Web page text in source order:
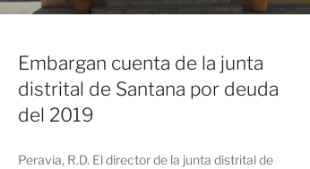
Embargan cuenta de la junta
distrital de Santana por deuda
del 2019
Peravia, R.D. El director de la junta distrital de